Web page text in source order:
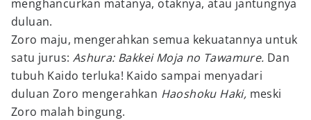
menghancurkan matanya, otaknya, atau jantungnya
duluan.
Zoro maju, mengerahkan semua kekuatannya untuk
satu jurus: Ashura: Bakkei Moja no Tawamure. Dan
tubuh Kaido terluka! Kaido sampai menyadari
duluan Zoro mengerahkan Haoshoku Haki, meski
Zoro malah bingung.